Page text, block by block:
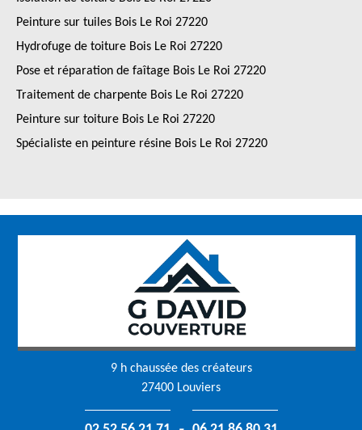
Peinture sur tuiles Bois Le Roi 27220
Hydrofuge de toiture Bois Le Roi 27220
Pose et réparation de faîtage Bois Le Roi 27220
Traitement de charpente Bois Le Roi 27220
Peinture sur toiture Bois Le Roi 27220
Spécialiste en peinture résine Bois Le Roi 27220
9 h chaussée des créateurs
27400 Louviers